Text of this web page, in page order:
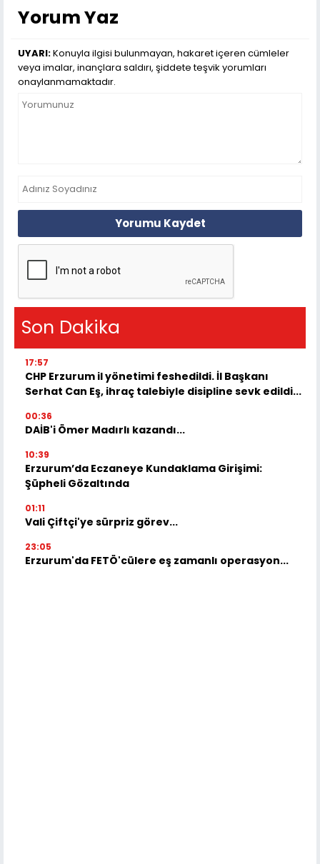
Yorum Yaz
UYARI:Konuyla ilgisi bulunmayan, hakaret içeren cümleler
veya imalar, inançlara saldırı, şiddete teşvik yorumları
onaylanmamaktadır.
Yorumu Kaydet
Son Dakika
17:57
CHP Erzurum il yönetimi feshedildi. İl Başkanı
Serhat Can Eş, ihraç talebiyle disipline sevk edildi...
00:36
DAİB'i Ömer Madırlı kazandı...
10:39
Erzurum’da Eczaneye Kundaklama Girişimi:
Şüpheli Gözaltında
01:11
Vali Çiftçi'ye sürpriz görev...
23:05
Erzurum'da FETÖ'cülere eş zamanlı operasyon...